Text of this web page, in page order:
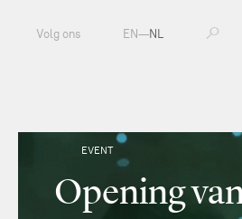
Volg ons EN—NL
EVENT
Opening